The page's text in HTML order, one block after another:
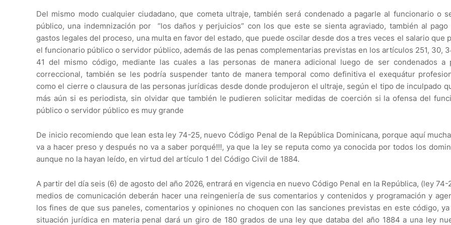
Del mismo modo cualquier ciudadano, que cometa ultraje, también será condenado a pagarle al funcionario o
público, una indemnización por “los daños y perjuicios” con los que este se sienta agraviado, también al
gastos legales del proceso, una multa en favor del estado, que puede oscilar desde dos a tres veces el salario que
el funcionario público o servidor público, además de las penas complementarias previstas en los artículos 251, 30,
41 del mismo código, mediante las cuales a las personas de manera adicional luego de ser condenados a
correccional, también se les podría suspender tanto de manera temporal como definitiva el exequátur
como el cierre o clausura de las personas jurídicas desde donde produjeron el ultraje, según el tipo de inculpado
más aún si es periodista, sin olvidar que también le pudieren solicitar medidas de coerción si la ofensa del
público o servidor público es muy grande
De inicio recomiendo que lean esta ley 74-25, nuevo Código Penal de la República Dominicana, porque aquí
va a hacer preso y después no va a saber porqué!!!, ya que la ley se reputa como ya conocida por todos los
aunque no la hayan leído, en virtud del artículo 1 del Código Civil de 1884.
A partir del día seis (6) de agosto del año 2026, entrará en vigencia en nuevo Código Penal en la República, (ley 74-
medios de comunicación deberán hacer una reingeniería de sus comentarios y contenidos y programación y
los fines de que sus paneles, comentarios y opiniones no choquen con las sanciones previstas en este código,
situación jurídica en materia penal dará un giro de 180 grados de una ley que databa del año 1884 a una ley